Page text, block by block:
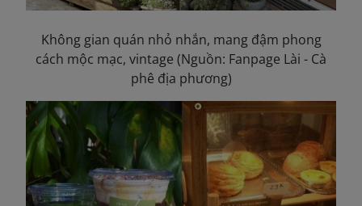
Không gian quán nhỏ nhắn, mang đậm phong
cách mộc mạc, vintage (Nguồn: Fanpage Lài - Cà
phê địa phương)